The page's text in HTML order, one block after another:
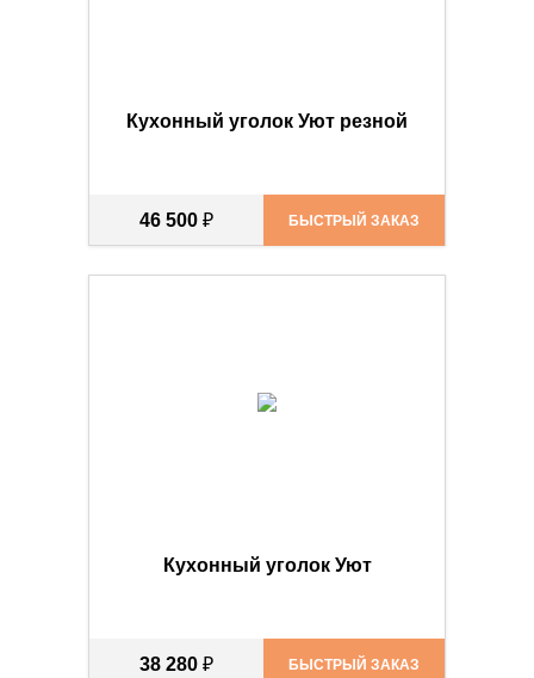
Кухонный уголок Уют резной
46 500 ₽ БЫСТРЫЙ ЗАКАЗ
Кухонный уголок Уют
38 280 ₽ БЫСТРЫЙ ЗАКАЗ